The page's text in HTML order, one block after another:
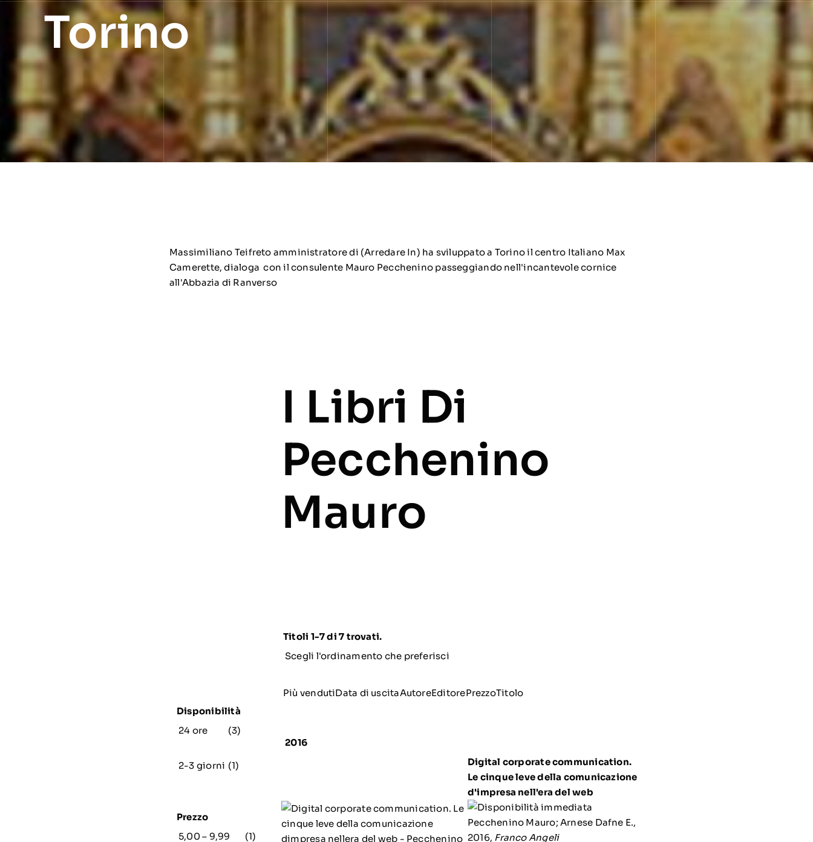
Torino
Massimiliano Teifreto amministratore di (Arredare In) ha sviluppato a Torino il centro Italiano Max
Camerette, dialoga con il consulente Mauro Pecchenino passeggiando nell'incantevole cornice
all'Abbazia di Ranverso
Disponibilità
24 ore
(3)
2-3 giorni (1)
Prezzo
5,00 – 9,99
(1)
I Libri Di
Pecchenino
Mauro
Titoli 1-7 di 7 trovati.
Scegli l'ordinamento che preferisci
Più vendutiData di uscitaAutoreEditorePrezzoTitolo
2016
Digital corporate communication.
Le cinque leve della comunicazione
d'impresa nell'era del web
Pecchenino Mauro; Arnese Dafne E.,
2016, Franco Angeli